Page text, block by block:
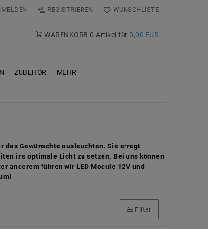
REGISTRIEREN WUNSCHLISTE
WARENKORB 0 Artikel für 0,00 EUR
ZUBEHÖR MEHR
das Gewünschte ausleuchten. Sie erregt
ins optimale Licht zu setzen. Bei uns können
anderem führen wir LED Module 12V und
Filter